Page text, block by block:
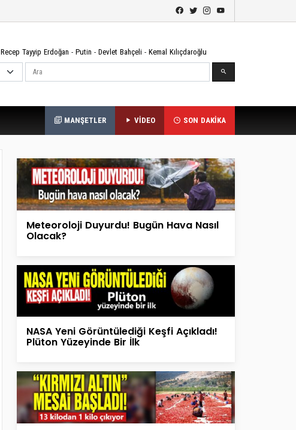
Recep Tayyip Erdoğan - Putin - Devlet Bahçeli - Kemal Kılıçdaroğlu
Ara
MANŞETLER VİDEO SON DAKİKA
Meteoroloji Duyurdu! Bugün Hava Nasıl
Olacak?
NASA Yeni Görüntülediği Keşfi Açıkladı!
Plüton Yüzeyinde Bir İlk